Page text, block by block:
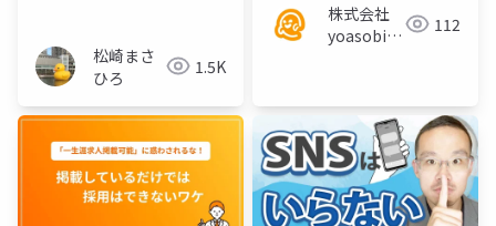
松崎まさ
ひろ
1.5K
株式会社
yoasobi／
112